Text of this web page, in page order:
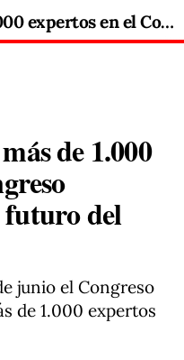
Madrid reunirá a más de 1.000 expertos en el Congreso DAQUAS sobre el futuro del agua urbana
de 1.000
futuro del
junio el Congreso
de 1.000 expertos